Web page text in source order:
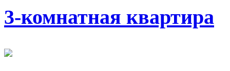
3-комнатная квартира